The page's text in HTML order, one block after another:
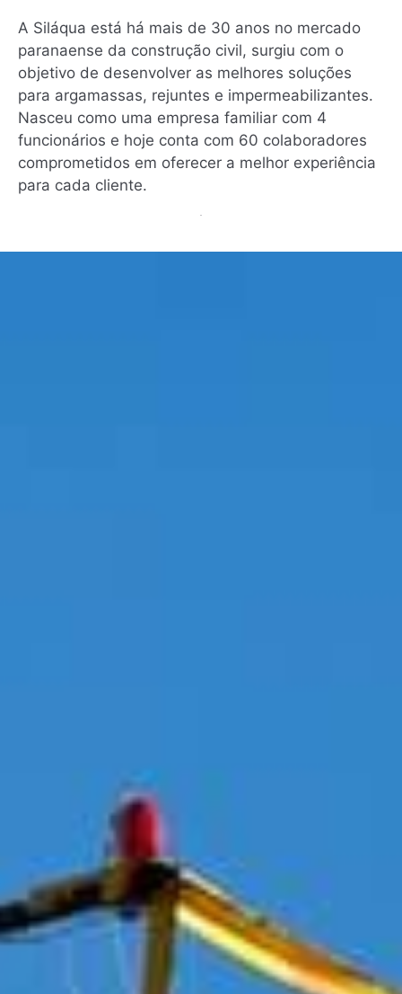
A Siláqua está há mais de 30 anos no mercado
paranaense da construção civil, surgiu com o
objetivo de desenvolver as melhores soluções
para argamassas, rejuntes e impermeabilizantes.
Nasceu como uma empresa familiar com 4
funcionários e hoje conta com 60 colaboradores
comprometidos em oferecer a melhor experiência
para cada cliente.